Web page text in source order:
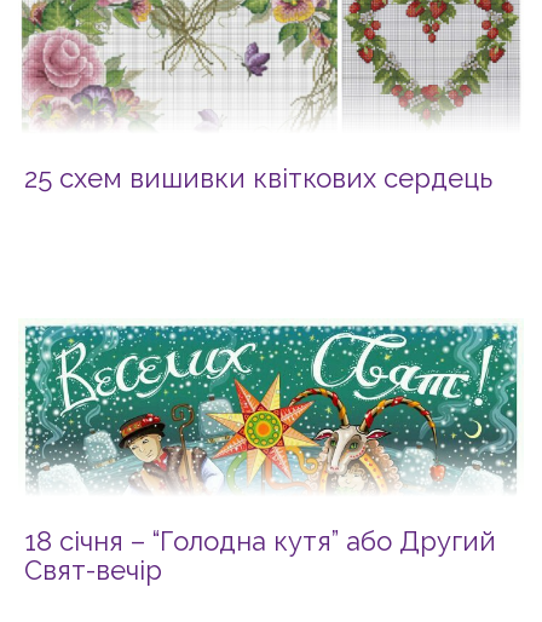
25 схем вишивки квіткових сердець
18 січня – “Голодна кутя” або Другий
Свят-вечір